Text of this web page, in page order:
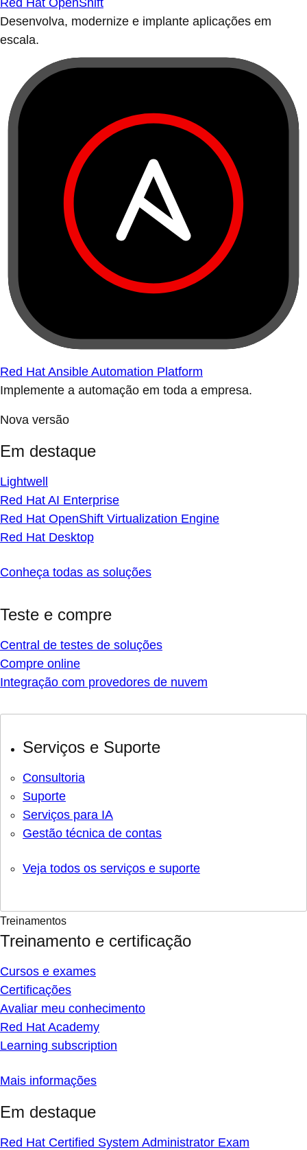
Red Hat OpenShift
Desenvolva, modernize e implante aplicações em
escala.
Red Hat Ansible Automation Platform
Implemente a automação em toda a empresa.
Nova versão
Em destaque
Lightwell
Red Hat AI Enterprise
Red Hat OpenShift Virtualization Engine
Red Hat Desktop
Conheça todas as soluções
Teste e compre
Central de testes de soluções
Compre online
Integração com provedores de nuvem
Serviços e Suporte
Consultoria
Suporte
Serviços para IA
Gestão técnica de contas
Veja todos os serviços e suporte
Treinamentos
Treinamento e certificação
Cursos e exames
Certificações
Avaliar meu conhecimento
Red Hat Academy
Learning subscription
Mais informações
Em destaque
Red Hat Certified System Administrator Exam